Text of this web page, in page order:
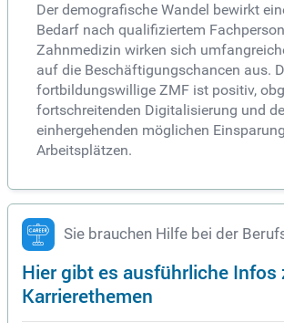
Der demografische Wandel bewirkt
Bedarf nach qualifiziertem
Zahnmedizin wirken sich
auf die Beschäftigungschancen aus.
fortbildungswillige ZMF ist positiv,
fortschreitenden Digitalisierung und
einhergehenden möglichen
Arbeitsplätzen.
Sie brauchen Hilfe bei der
Hier gibt es ausführliche Infos
Karrierethemen